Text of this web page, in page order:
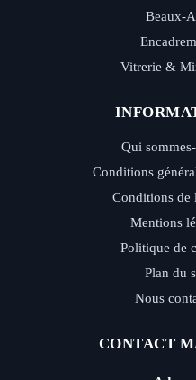
Beaux-
Vitrerie &
Qui
Conditions
Conditions de
Mentions
Politique de
Plan du
Nous
CONTACT